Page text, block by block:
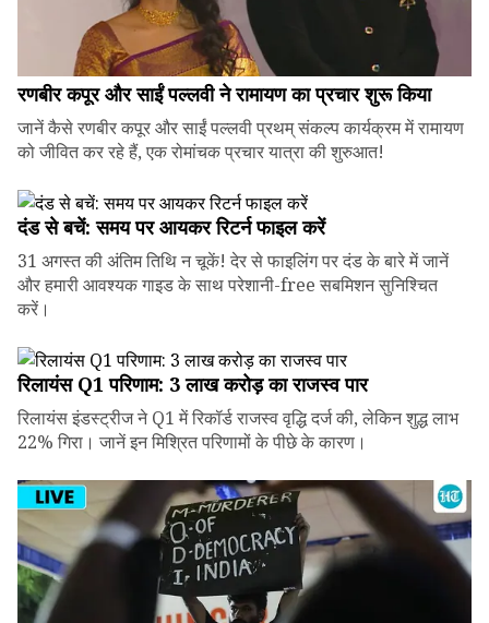
रणबीर कपूर और साईं पल्लवी ने रामायण का प्रचार शुरू किया
जानें कैसे रणबीर कपूर और साईं पल्लवी प्रथम् संकल्प कार्यक्रम में रामायण
को जीवित कर रहे हैं, एक रोमांचक प्रचार यात्रा की शुरुआत!
दंड से बचें: समय पर आयकर रिटर्न फाइल करें
31 अगस्त की अंतिम तिथि न चूकें! देर से फाइलिंग पर दंड के बारे में जानें
और हमारी आवश्यक गाइड के साथ परेशानी-free सबमिशन सुनिश्चित
करें।
रिलायंस Q1 परिणाम: ₹3 लाख करोड़ का राजस्व पार
रिलायंस इंडस्ट्रीज ने Q1 में रिकॉर्ड राजस्व वृद्धि दर्ज की, लेकिन शुद्ध लाभ
22% गिरा। जानें इन मिश्रित परिणामों के पीछे के कारण।